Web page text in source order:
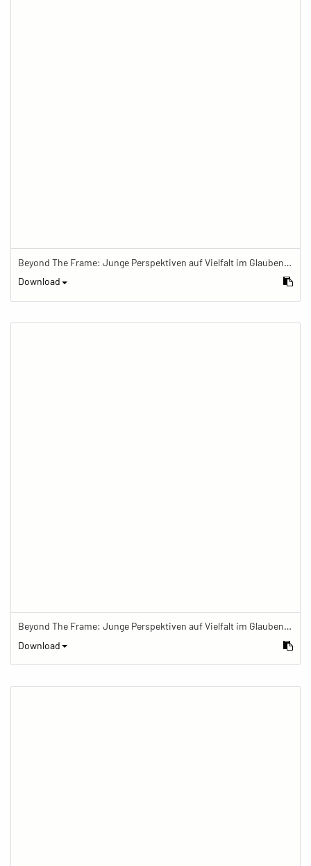
Beyond The Frame: Junge Perspektiven auf Vielfalt im Glauben - Budhdismus im Alltag
Download
Beyond The Frame: Junge Perspektiven auf Vielfalt im Glauben - Frau beendet Meditation und löscht die Meditationskerze
Download